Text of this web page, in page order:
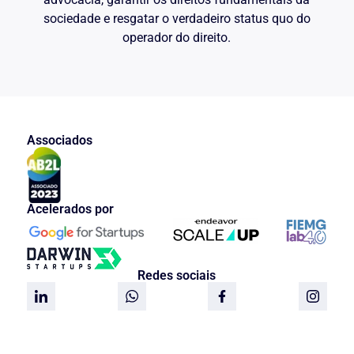
atendimento médico … (grifos nossos) a
serem realizados com entidades
credenciadas, colocando tais serviços ao
dispor do médico cooperado para
e dos serviços locados, pelos usuários"
(SIC) (Cláusula 1º).
A Cláusula ….º, em sua Subcláusula
hospitais convencidos, serão solicitadas
por médicos cooperados e por um
período equivalente à média de dias
necessários para casos idênticos, que
serão pagas pela …. as despesas de
diárias hospitalares em acomodações de
apartamento simples, com direito a
acompanhante e banheiro privativo.
sociedade e resgatar o verdadeiro status quo do
operador do direito.
Associados
Acelerados por
Redes sociais